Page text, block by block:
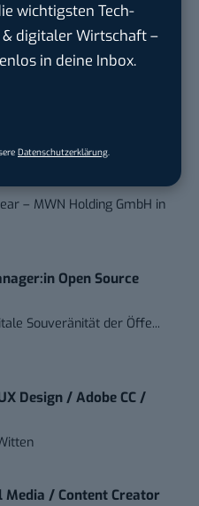
wichtigsten Tech-
& digitaler Wirtschaft –
in deine Inbox.
Datenschutzerklärung.
Business – Business
Media
– MWN Holding GmbH in
Open Source
Souveränität der Öffe...
Design / Adobe CC /
Media / Content Creator